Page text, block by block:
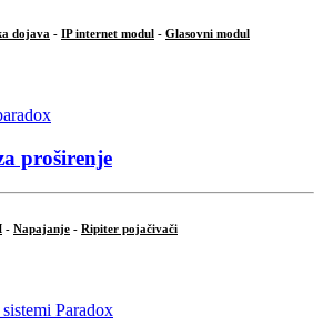
dojava - IP internet modul - Glasovni modul
proširenje
- Napajanje - Ripiter pojačivači